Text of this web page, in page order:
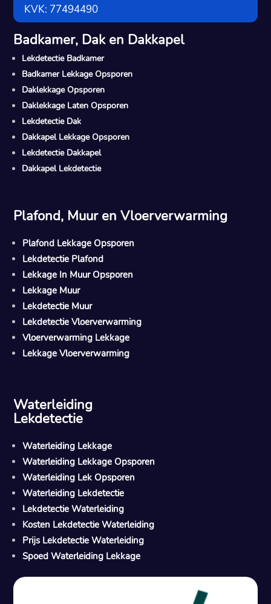
KVK: 77494490
Badkamer, Dak en Dakkapel
Lekdetectie Badkamer
Badkamer Lekkage Opsporen
Daklekkage Opsporen
Daklekkage Laten Opsporen
Lekdetectie Dak
Dakkapel Lekkage Opsporen
Lekdetectie Dakkapel
Dakkapel Lekdetectie
Plafond, Muur en Vloerverwarming
Plafond Lekkage Opsporen
Lekdetectie Plafond
Lekkage In Muur Opsporen
Lekkage Muur
Lekdetectie Muur
Lekdetectie Vloerverwarming
Vloerverwarming Lekkage
Lekkage Vloerverwarming
Waterleiding
Lekdetectie
Waterleiding Lekkage
Waterleiding Lekkage Opsporen
Waterleiding Lek Opsporen
Waterleiding Lekdetectie
Lekdetectie Waterleiding
Kosten Lekdetectie Waterleiding
Prijs Lekdetectie Waterleiding
Spoed Waterleiding Lekkage